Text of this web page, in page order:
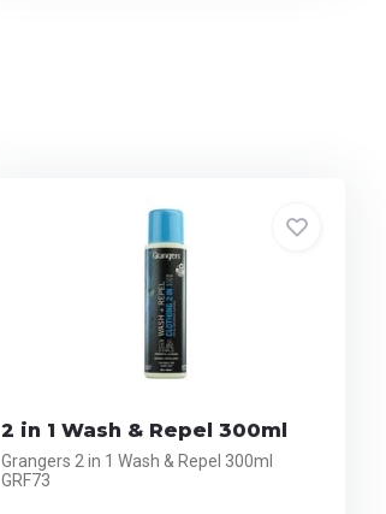
2 in 1 Wash & Repel 300ml
Grangers 2 in 1 Wash & Repel 300ml
GRF73